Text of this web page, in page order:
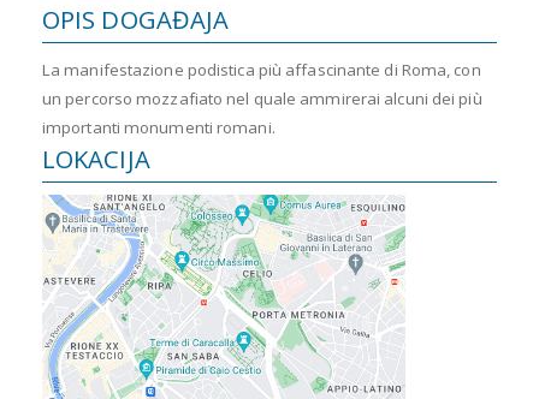
OPIS DOGAĐAJA
La manifestazione podistica più affascinante di Roma, con
un percorso mozzafiato nel quale ammirerai alcuni dei più
importanti monumenti romani.
LOKACIJA